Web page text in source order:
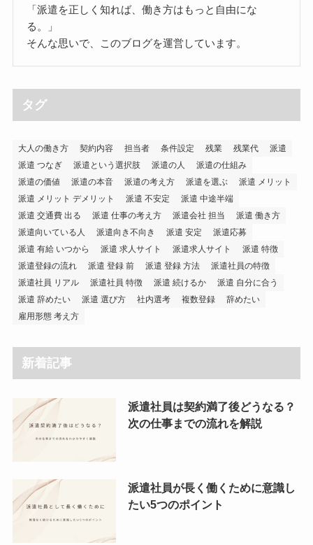
「派遣を正しく知れば、働き方はもっと自由にな
る。」
そんな思いで、このブログを運営しています。
タグ
大人の働き方 契約内容 担当者 条件設定 残業 残業代
派遣
派遣 つなぎ
派遣という選択肢 派遣の人
派遣の仕組み
派遣の価値
派遣の本音 派遣の考え方 派遣を選ぶ
派遣 メリット
派遣 メリット デメリット
派遣 不安定
派遣 中途半端
派遣 交通費 出る
派遣 仕事の考え方 派遣会社 担当
派遣 働き方
派遣向いている人
派遣向き不向き 派遣 安定
派遣応募
派遣 有給 いつから
派遣 求人サイト 派遣求人サイト
派遣 特徴
派遣登録の流れ
派遣 登録 前 派遣 登録 方法
派遣社員の特徴
派遣社員 リアル
派遣社員 特徴 派遣 続けるか
派遣 自分に合う
派遣 辞めたい
派遣 選び方 社内選考 複数登録
辞めたい
雇用形態 考え方
新着記事
派遣社員は契約満了後どうなる？
次の仕事までの流れを解説
派遣社員が長く働くために意識し
たい5つのポイント